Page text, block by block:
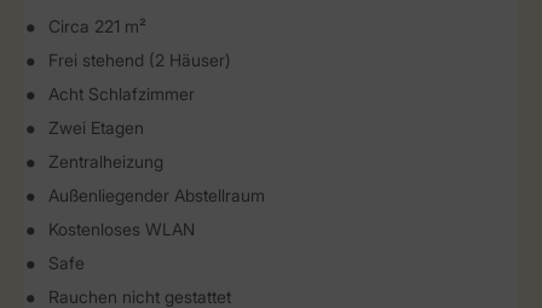
Circa 221 m²
Frei stehend (2 Häuser)
Acht Schlafzimmer
Zwei Etagen
Zentralheizung
Außenliegender Abstellraum
Kostenloses WLAN
Safe
Rauchen nicht gestattet